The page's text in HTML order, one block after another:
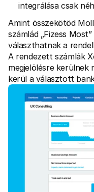
integrálása csak
Amint összekötöd
számlád „Fizess
választhatnak a
A rendezett számlák
megjelölésre
kerül a választott